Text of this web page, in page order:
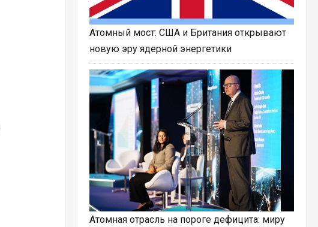
Атомный мост: США и Британия открывают
новую эру ядерной энергетики
Атомная отрасль на пороге дефицита: миру